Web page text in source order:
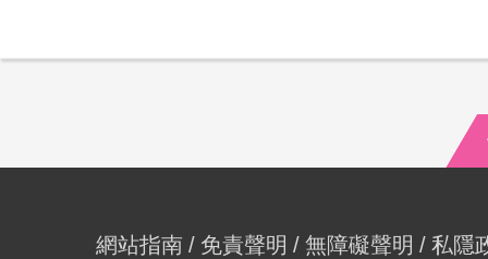
網站指南 免責聲明 無障礙聲明
私隱